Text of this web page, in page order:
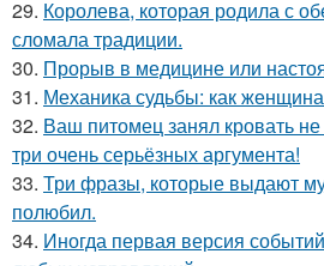
29. Королева, которая родила с
сломала традиции.
30. Прорыв в медицине или
31. Механика судьбы: как
32. Ваш питомец занял кровать не
три очень серьёзных аргумента!
33. Три фразы, которые выдают
полюбил.
34. Иногда первая версия